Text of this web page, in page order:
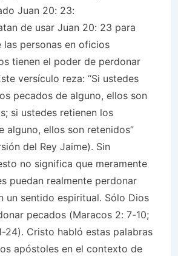
Juan 20: 23:
de usar Juan 20: 23 para
las personas en oficios
tienen el poder de perdonar
versículo reza: “Si ustedes
pecados de alguno, ellos son
si ustedes retienen los
alguno, ellos son retenidos”
del Rey Jaime). Sin
no significa que meramente
puedan realmente perdonar
un sentido espiritual. Sólo Dios
pecados (Maracos 2: 7-10;
24). Cristo habló estas palabras
apóstoles en el contexto de